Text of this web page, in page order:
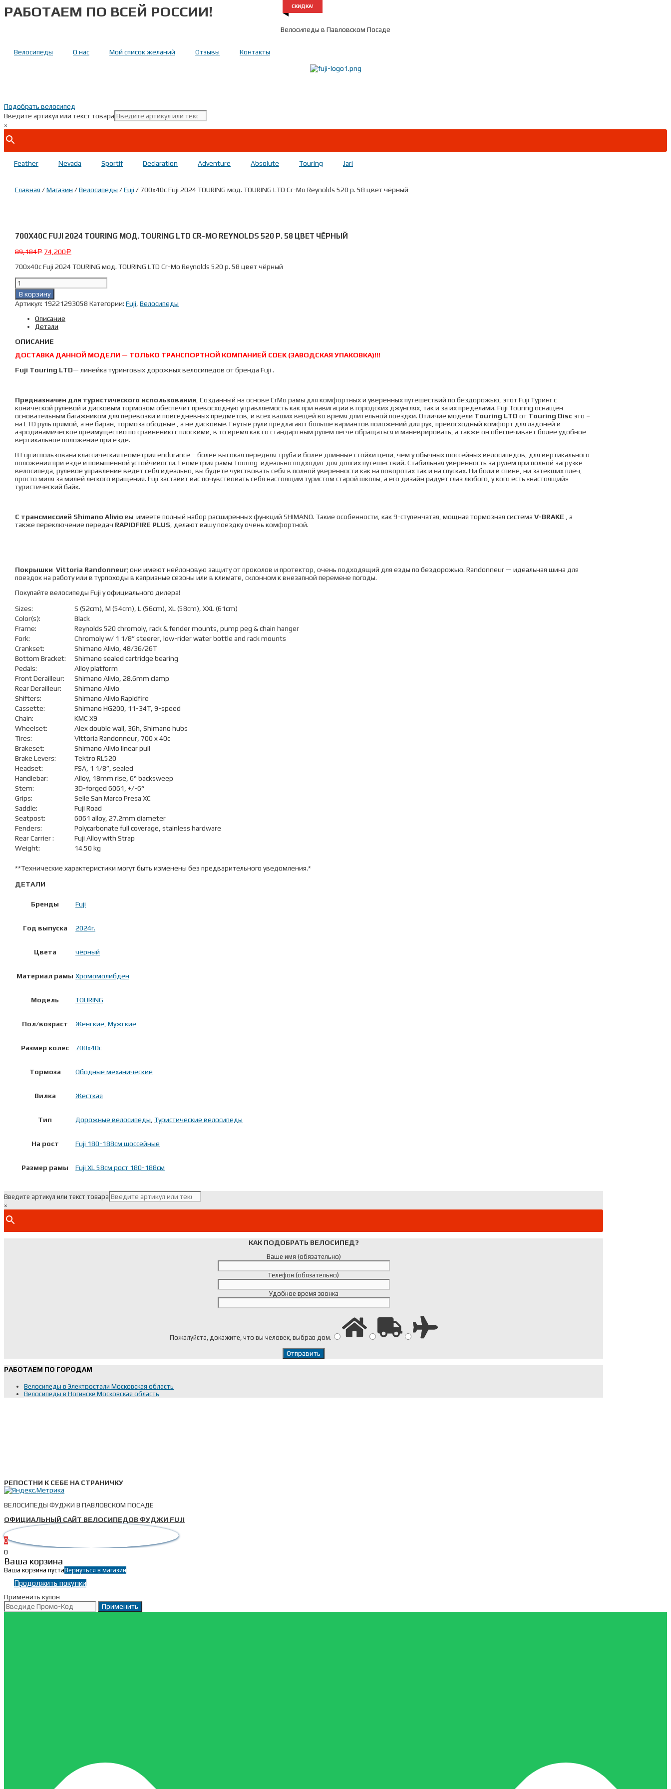
Перейти
кРАБОТАЕМ ПО ВСЕЙ РОССИИ!
Велосипеды в Павловском Посаде
Велосипеды О нас Мой список желаний Отзывы Контакты
Подобрать велосипед
Введите артикул или текст товара
×
Feather Nevada Sportif Declaration Adventure Absolute Touring Jari
Главная /Магазин /Велосипеды /Fuji / 700x40c Fuji 2024 TOURING мод. TOURING LTD Cr-Mo Reynolds 520 р. 58 цвет чёрный
СКИДКА!
700X40C FUJI 2024 TOURING МОД. TOURING LTD CR-MO REYNOLDS 520 Р. 58 ЦВЕТ ЧЁРНЫЙ
89,184Р 74,200 Р
700x40c Fuji 2024 TOURING мод. TOURING LTD Cr-Mo Reynolds 520 р. 58 цвет чёрный
Количество
товара
700x40c
Fuji
TOURING
мод.
LTD
Cr-
Mo
Reynolds
цвет
чёрный
В корзину
Артикул: 19221293058 Категории: Fuji Велосипеды
Описание
Детали
ОПИСАНИЕ
ДОСТАВКА ДАННОЙ МОДЕЛИ — ТОЛЬКО ТРАНСПОРТНОЙ КОМПАНИЕЙ CDEK (ЗАВОДСКАЯ УПАКОВКА)!!!
Fuji Touring LTD— линейка туринговых дорожных велосипедов от бренда Fuji .
Предназначен для туристического использования, Созданный на основе CrMo рамы для комфортных и уверенных путешествий по бездорожью, этот Fuji Туринг с
конической рулевой и дисковым тормозом обеспечит превосходную управляемость как при навигации в городских джунглях, так и за их пределами. Fuji Touring оснащен
основательным багажником для перевозки и повседневных предметов, и всех ваших вещей во время длительной поездки. Отличие модели Touring LTD от Touring Discэто –
на LTD руль прямой, а не баран, тормоза ободные , а не дисковые. Гнутые рули предлагают больше вариантов положений для рук, превосходный комфорт для ладоней и
аэродинамическое преимущество по сравнению с плоскими, в то время как со стандартным рулем легче обращаться и маневрировать, а также он обеспечивает более удобное
вертикальное положение при езде.
В Fuji использована классическая геометрия endurance – более высокая передняя труба и более длинные стойки цепи, чем у обычных шоссейных велосипедов, для вертикального
положения при езде и повышенной устойчивости. Геометрия рамы Touring идеально подходит для долгих путешествий. Стабильная уверенность за рулём при полной загрузке
велосипеда, рулевое управление ведет себя идеально, вы будете чувствовать себя в полной уверенности как на поворотах так и на спусках. Ни боли в спине, ни затекших плеч,
просто миля за милей легкого вращения. Fuji заставит вас почувствовать себя настоящим туристом старой школы, а его дизайн радует глаз любого, у кого есть «настоящий»
туристический байк.
С трансмиссией Shimano Alivio вы имеете полный набор расширенных функций SHIMANO. Такие особенности, как 9-ступенчатая, мощная тормозная система V-BRAKE , а
также переключение передач RAPIDFIRE PLUS, делают вашу поездку очень комфортной.
Покрышки Vittoria Randonneur; они имеют нейлоновую защиту от проколов и протектор, очень подходящий для езды по бездорожью. Randonneur — идеальная шина для
поездок на работу или в турпоходы в капризные сезоны или в климате, склонном к внезапной перемене погоды.
Покупайте велосипеды Fuji у официального дилера!
Sizes:
S (52cm), M (54cm), L (56cm), XL (58cm), XXL (61cm)
Color(s):
Black
Frame:
Reynolds 520 chromoly, rack & fender mounts, pump peg & chain hanger
Fork:
Chromoly w/ 1 1/8” steerer, low-rider water bottle and rack mounts
Crankset:
Shimano Alivio, 48/36/26T
Bottom Bracket:
Shimano sealed cartridge bearing
Pedals:
Alloy platform
Front Derailleur:
Shimano Alivio, 28.6mm clamp
Rear Derailleur:
Shimano Alivio
Shifters:
Shimano Alivio Rapidfire
Cassette:
Shimano HG200, 11-34T, 9-speed
Chain:
KMC X9
Wheelset:
Alex double wall, 36h, Shimano hubs
Tires:
Vittoria Randonneur, 700 x 40c
Brakeset:
Shimano Alivio linear pull
Brake Levers:
Tektro RL520
Headset:
FSA, 1 1/8”, sealed
Handlebar:
Alloy, 18mm rise, 6° backsweep
Stem:
3D-forged 6061, +/-6°
Grips:
Selle San Marco Presa XC
Saddle:
Fuji Road
Seatpost:
6061 alloy, 27.2mm diameter
Fenders:
Polycarbonate full coverage, stainless hardware
Rear Carrier :
Fuji Alloy with Strap
Weight:
14.50 kg
**Технические характеристики могут быть изменены без предварительного уведомления.*
ДЕТАЛИ
Бренды Fuji
Год выпуска 2024г.
Цвета чёрный
Материал рамы Хромомолибден
Модель TOURING
Пол/возраст Женские, Мужские
Размер колес 700x40c
Тормоза Ободные механические
Вилка Жесткая
Тип Дорожные велосипеды, Туристические велосипеды
На рост Fuji 180-188см шоссейные
Размер рамы Fuji XL 58см рост 180-188см
Введите артикул или текст товара
×
КАК ПОДОБРАТЬ ВЕЛОСИПЕД?
Ваше имя (обязательно)
Телефон (обязательно)
Удобное время звонка
Пожалуйста, докажите, что вы человек, выбрав дом.
РАБОТАЕМ ПО ГОРОДАМ
Велосипеды в Электростали Московская область
Велосипеды в Ногинске Московская область
РЕПОСТНИ К СЕБЕ НА СТРАНИЧКУ
ВЕЛОСИПЕДЫ ФУДЖИ В ПАВЛОВСКОМ ПОСАДЕ
ОФИЦИАЛЬНЫЙ САЙТ ВЕЛОСИПЕДОВ ФУДЖИ FUJI
0
0
Ваша корзина
Ваша корзина пустаВернуться в магазин
Продолжить покупки
Применить купон
Применить